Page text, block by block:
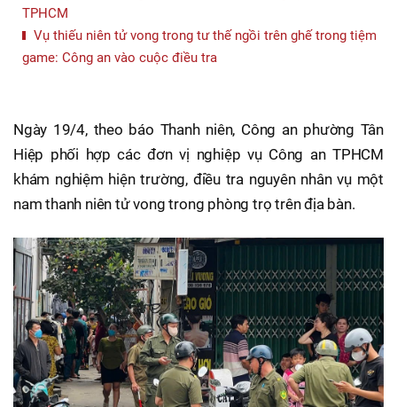
TPHCM
Vụ thiếu niên tử vong trong tư thế ngồi trên ghế trong tiệm
game: Công an vào cuộc điều tra
Ngày 19/4, theo báo Thanh niên, Công an phường Tân
Hiệp phối hợp các đơn vị nghiệp vụ Công an TPHCM
khám nghiệm hiện trường, điều tra nguyên nhân vụ một
nam thanh niên tử vong trong phòng trọ trên địa bàn.